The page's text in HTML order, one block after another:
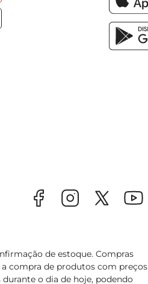
de estoque. Compras
compra de produtos com preços
o dia de hoje, podendo